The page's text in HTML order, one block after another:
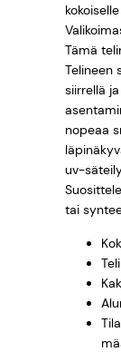
Tämä
Telineen
siirrellä
nopeaa
uv-
tai